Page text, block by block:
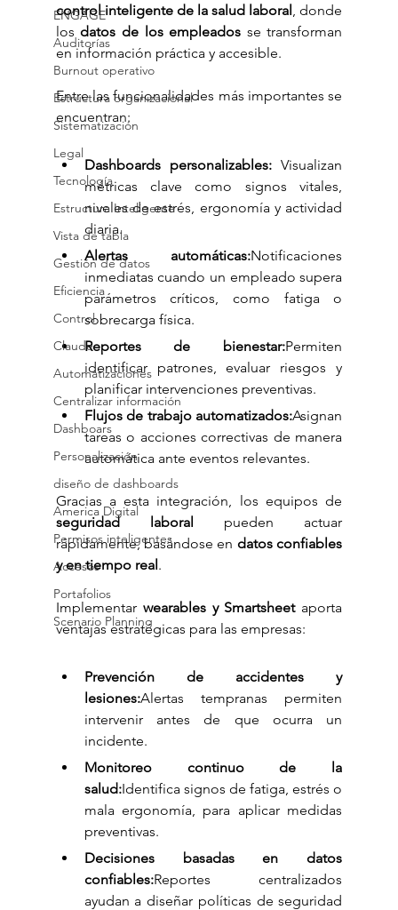
ENGAGE
Auditorías
Burnout operativo
Estructura organizacional
Sistematización
Legal
Tecnología
Estructura Inteligente
Vista de tabla
Gestión de datos
Eficiencia
Control
Claude
Automatizaciones
Centralizar información
Dashboars
Personalización
diseño de dashboards
America Digital
Permisos inteligentes
Accesos
Portafolios
Scenario Planning
control inteligente de la salud laboral , donde
los datos de los empleados se transforman
en información práctica y accesible.
Entre las funcionalidades más importantes se
encuentran:
Dashboards personalizables: Visualizan
métricas clave como signos vitales,
niveles de estrés, ergonomía y actividad
diaria.
Alertas automáticas:Notificaciones
inmediatas cuando un empleado supera
parámetros críticos, como fatiga o
sobrecarga física.
Reportes de bienestar:Permiten
identificar patrones, evaluar riesgos y
planificar intervenciones preventivas.
Flujos de trabajo automatizados:Asignan
tareas o acciones correctivas de manera
automática ante eventos relevantes.
seguridad laboral pueden actuar
rápidamente, basándose en datos confiables
y en tiempo real.
Implementar wearables y Smartsheet aporta
ventajas estratégicas para las empresas:
Prevención de accidentes y
lesiones:Alertas tempranas permiten
intervenir antes de que ocurra un
incidente.
Monitoreo continuo de la
salud:Identifica signos de fatiga, estrés o
mala ergonomía, para aplicar medidas
preventivas.
Decisiones basadas en datos
confiables:Reportes centralizados
ayudan a diseñar políticas de seguridad